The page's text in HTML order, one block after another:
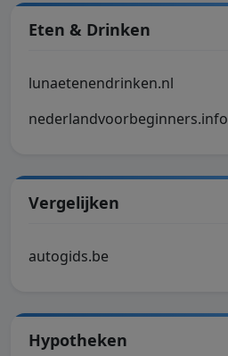
Eten & Drinken
lunaetenendrinken.nl
nederlandvoorbeginners.info
Vergelijken
autogids.be
Hypotheken